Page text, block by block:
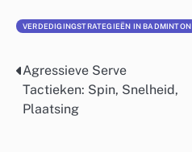
VERDEDIGINGSTRATEGIEËN IN BADMINTON
Post
navigation
Agressieve Serve
Tactieken: Spin, Snelheid,
Plaatsing